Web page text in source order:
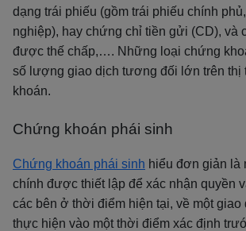
dạng trái phiếu (gồm trái phiếu chính
nghiệp), hay chứng chỉ tiền gửi (CD), và
được thế chấp,…. Những loại chứng
số lượng giao dịch tương đối lớn trên thị
khoán.
Chứng khoán phái sinh
Chứng khoán phái sinh hiểu đơn giản là
chính được thiết lập để xác nhận quyền
các bên ở thời điểm hiện tại, về một
thực hiện vào một thời điểm xác định